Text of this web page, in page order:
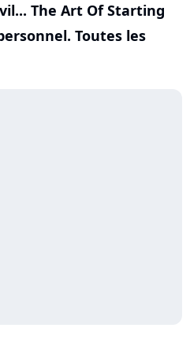
The Art Of Starting
Toutes les